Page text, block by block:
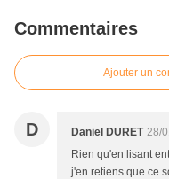
Commentaires
Ajouter un
D Daniel DURET 28/
Rien qu'en lisant
j'en retiens que ce